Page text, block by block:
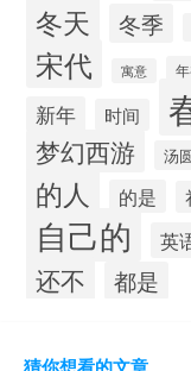
冬天 冬季
宋代 寓意
新年 时间
梦幻西游 汤
的人 的是
自己的 英
还不 都是